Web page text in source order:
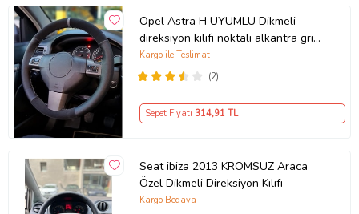
Opel Astra H UYUMLU Dikmeli
direksiyon kılıfı noktalı alkantra gri
yüzüklü ( 38×10.5CM )
(2)
Kargo ile Teslimat
Sepet Fiyatı 314,91 TL
Seat ibiza 2013 KROMSUZ Araca
Özel Dikmeli Direksiyon Kılıfı
Kargo Bedava